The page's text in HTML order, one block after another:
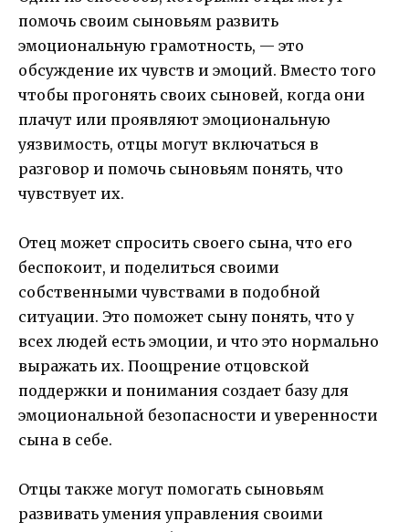
помочь своим сыновьям развить
эмоциональную грамотность, — это
обсуждение их чувств и эмоций. Вместо того
чтобы прогонять своих сыновей, когда они
плачут или проявляют эмоциональную
уязвимость, отцы могут включаться в
разговор и помочь сыновьям понять, что
чувствует их.
Отец может спросить своего сына, что его
беспокоит, и поделиться своими
собственными чувствами в подобной
ситуации. Это поможет сыну понять, что у
всех людей есть эмоции, и что это нормально
выражать их. Поощрение отцовской
поддержки и понимания создает базу для
эмоциональной безопасности и уверенности
сына в себе.
Отцы также могут помогать сыновьям
развивать умения управления своими